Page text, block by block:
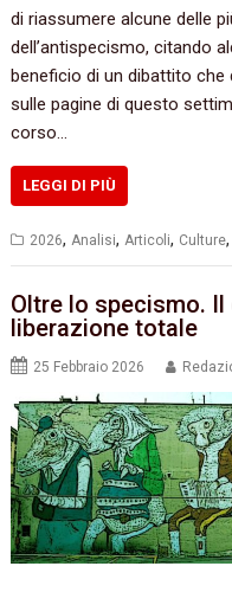
di riassumere alcune delle
dell’antispecismo, citando
beneficio di un dibattito che
sulle pagine di questo
corso…
LEGGI DI PIÙ
2026, Analisi, Articoli, Culture,
Oltre lo specismo.
liberazione totale
25 Febbraio 2026